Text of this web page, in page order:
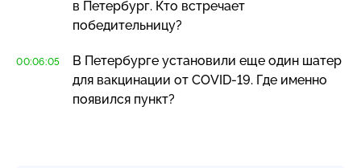
в Петербург. Кто встречает
победительницу?
00:06:05
В Петербурге установили еще один шатер
для вакцинации от COVID-19. Где именно
появился пункт?